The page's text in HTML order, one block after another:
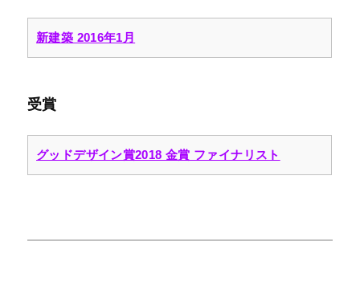
新建築 2016年1月
受賞
グッドデザイン賞2018 金賞 ファイナリスト